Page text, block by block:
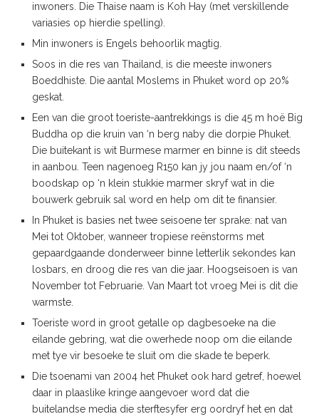
inwoners. Die Thaise naam is Koh Hay (met verskillende
variasies op hierdie spelling).
Min inwoners is Engels behoorlik magtig.
Soos in die res van Thailand, is die meeste inwoners
Boeddhiste. Die aantal Moslems in Phuket word op 20%
geskat.
Een van die groot toeriste-aantrekkings is die 45 m hoë Big
Buddha op die kruin van ‘n berg naby die dorpie Phuket.
Die buitekant is wit Burmese marmer en binne is dit steeds
in aanbou. Teen nagenoeg R150 kan jy jou naam en/of ‘n
boodskap op ‘n klein stukkie marmer skryf wat in die
bouwerk gebruik sal word en help om dit te finansier.
In Phuket is basies net twee seisoene ter sprake: nat van
Mei tot Oktober, wanneer tropiese reënstorms met
gepaardgaande donderweer binne letterlik sekondes kan
losbars, en droog die res van die jaar. Hoogseisoen is van
November tot Februarie. Van Maart tot vroeg Mei is dit die
warmste.
Toeriste word in groot getalle op dagbesoeke na die
eilande gebring, wat die owerhede noop om die eilande
met tye vir besoeke te sluit om die skade te beperk.
Die tsoenami van 2004 het Phuket ook hard getref, hoewel
daar in plaaslike kringe aangevoer word dat die
buitelandse media die sterftesyfer erg oordryf het en dat